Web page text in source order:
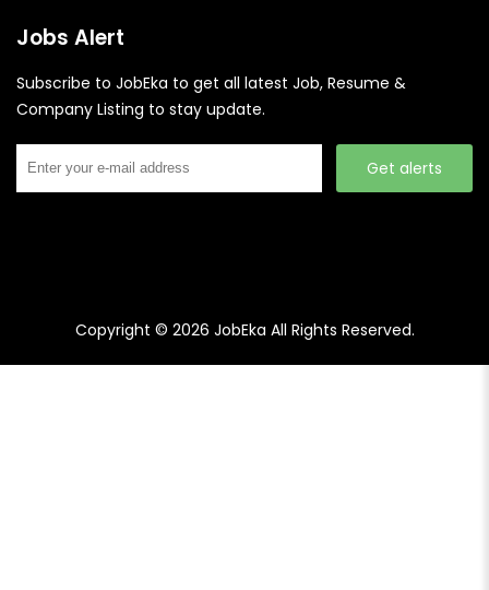
Jobs Alert
Subscribe to JobEka to get all latest Job, Resume &
Company Listing to stay update.
Get alerts
Copyright © 2026 JobEka All Rights Reserved.